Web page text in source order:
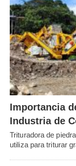
Importancia
Industria de
Trituradora de
utiliza para triturar